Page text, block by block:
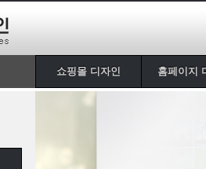
쇼핑몰 디자인 홈페이지